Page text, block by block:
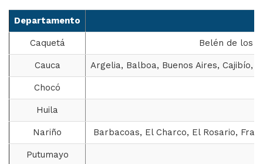
Departamento
Caquetá Belén de los
Cauca Argelia, Balboa, Buenos Aires, Cajibío,
Chocó
Huila
Nariño Barbacoas, El Charco, El Rosario,
Putumayo